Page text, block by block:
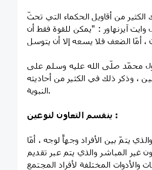
الكثير من أقاويل الحكماء التي تحثّ
وايت آيزنهاور : "يمكن للقوة فقط أن
محمّد صلّى الله عليه وسلم على
، وذكر ذلك في الكثير من أحاديثه
النبوية.
ينقسم التعاون لنوعين :
يتمّ بين الأفراد وجهاً لوجه ، أمّا
غير المباشر والذي يتم عبر تقديم